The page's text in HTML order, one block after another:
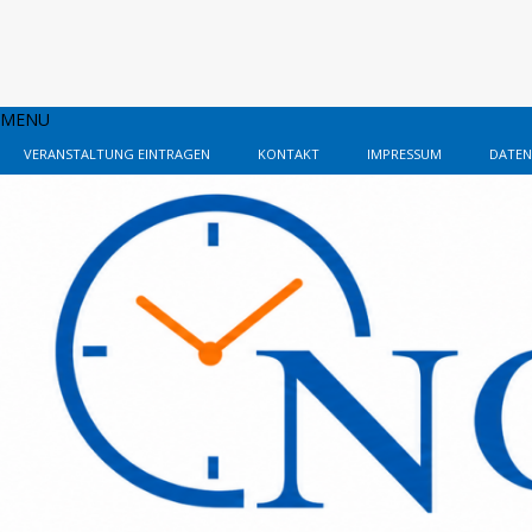
MENU
VERANSTALTUNG EINTRAGEN KONTAKT IMPRESSUM